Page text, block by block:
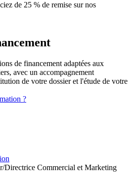
de 25 % de remise sur nos
de financement adaptées aux
avec un accompagnement
de votre dossier et l'étude de votre
?
Directrice Commercial et Marketing